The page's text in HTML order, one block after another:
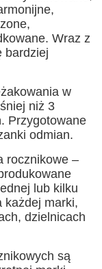
Wraz z
bardziej
w
niż 3
Przygotowane
odmian.
rocznikowe –
lub kilku
każdej marki,
dzielnicach
są